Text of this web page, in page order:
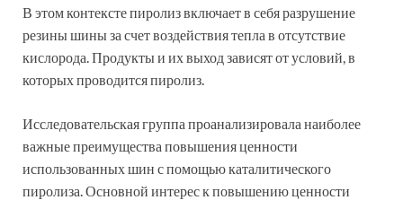
В этом контексте пиролиз включает в себя разрушение
резины шины за счет воздействия тепла в отсутствие
кислорода. Продукты и их выход зависят от условий, в
которых проводится пиролиз.
Исследовательская группа проанализировала наиболее
важные преимущества повышения ценности
использованных шин с помощью каталитического
пиролиза. Основной интерес к повышению ценности